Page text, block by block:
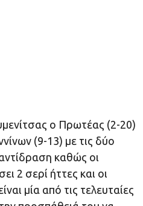
ο Πρωτέας (2-20)
(9-13) με τις δύο
καθώς οι
2 σερί ήττες και οι
μία από τις τελευταίες